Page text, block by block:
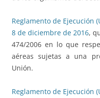
Reglamento de Ejecución
8 de diciembre de 2016,
474/2006 en lo que
aéreas sujetas a una
Unión.
Reglamento de Ejecución